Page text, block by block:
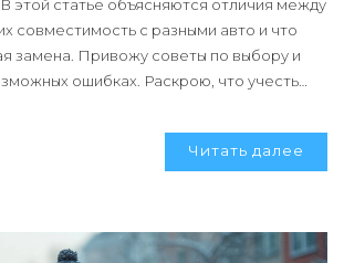
В этой статье объясняются отличия между
совместимость с разными авто и что
замена. Привожу советы по выбору и
ошибках. Раскрою, что учесть
Читать далее